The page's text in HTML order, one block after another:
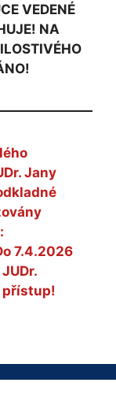
VEDENÉ
NA
Jany
7.4.2026
přístup!